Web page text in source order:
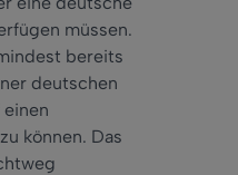
müssen.
bereits
deutschen
einen
können. Das